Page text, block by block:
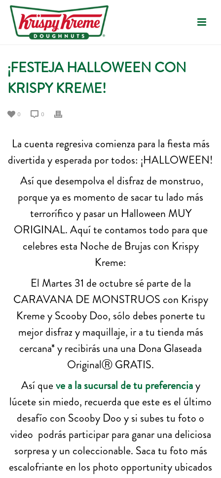
¡FESTEJA HALLOWEEN CON
KRISPY KREME!
0 0
La cuenta regresiva comienza para la fiesta más
divertida y esperada por todos: ¡HALLOWEEN!
Así que desempolva el disfraz de monstruo,
porque ya es momento de sacar tu lado más
terrorífico y pasar un Halloween MUY
ORIGINAL. Aquí te contamos todo para que
celebres esta Noche de Brujas con Krispy
Kreme:
El Martes 31 de octubre sé parte de la
CARAVANA DE MONSTRUOS con Krispy
Kreme y Scooby Doo, sólo debes ponerte tu
mejor disfraz y maquillaje, ir a tu tienda más
cercana* y recibirás una una Dona Glaseada
OriginalⓇ GRATIS.
Así queve a la sucursal de tu preferenciay
lúcete sin miedo, recuerda que este es el último
desafío con Scooby Doo y si subes tu foto o
video podrás participar para ganar una deliciosa
sorpresa y un coleccionable. Saca tu foto más
escalofriante en los photo opportunity ubicados